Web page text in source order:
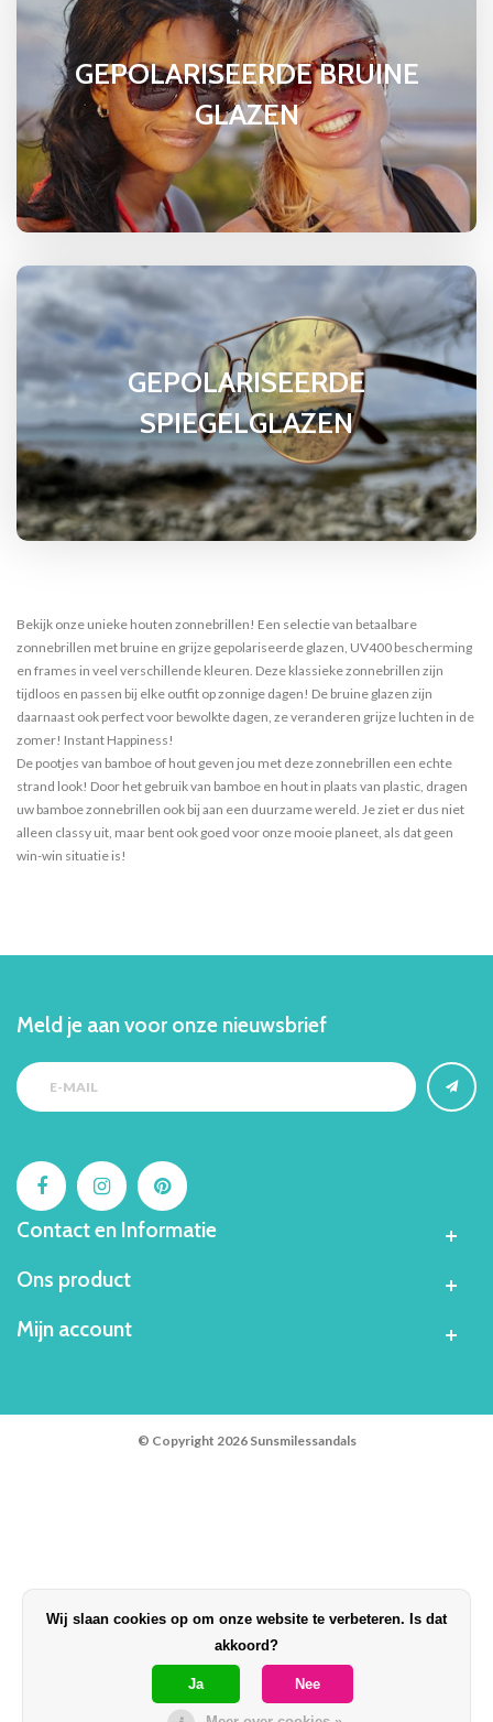
GEPOLARISEERDE BRUINE
GLAZEN
GEPOLARISEERDE
SPIEGELGLAZEN
Bekijk onze unieke houten zonnebrillen! Een selectie van betaalbare
zonnebrillen met bruine en grijze gepolariseerde glazen, UV400 bescherming
en frames in veel verschillende kleuren. Deze klassieke zonnebrillen zijn
tijdloos en passen bij elke outfit op zonnige dagen! De bruine glazen zijn
daarnaast ook perfect voor bewolkte dagen, ze veranderen grijze luchten in de
zomer! Instant Happiness!
De pootjes van bamboe of hout geven jou met deze zonnebrillen een echte
strand look! Door het gebruik van bamboe en hout in plaats van plastic, dragen
uw bamboe zonnebrillen ook bij aan een duurzame wereld. Je ziet er dus niet
alleen classy uit, maar bent ook goed voor onze mooie planeet, als dat geen
win-win situatie is!
Meld je aan voor onze nieuwsbrief
Contact en Informatie
Ons product
Mijn account
© Copyright 2026 Sunsmilessandals
Wij slaan cookies op om onze website te verbeteren. Is dat
akkoord?
Ja Nee